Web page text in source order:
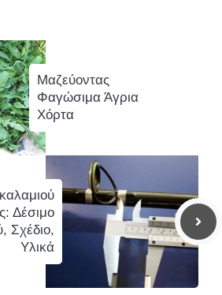
Μαζεύοντας
Φαγώσιμα Άγρια
Χόρτα
Δέσιμο
Σχέδιο,
Υλικά